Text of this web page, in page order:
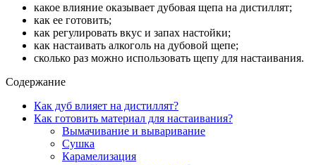
какое влияние оказывает дубовая щепа на дистиллят;
как ее готовить;
как регулировать вкус и запах настойки;
как настаивать алкоголь на дубовой щепе;
сколько раз можно использовать щепу для настаивания.
Содержание
Как дуб влияет на дистиллят?
Как готовить материал для настаивания?
Вымачивание и вываривание
Сушка
Карамелизация